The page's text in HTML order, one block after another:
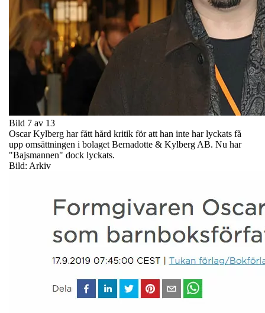
Bild 7 av 13
Oscar Kylberg har fått hård kritik för att han inte har lyckats få
upp omsättningen i bolaget Bernadotte & Kylberg AB. Nu har
"Bajsmannen" dock lyckats.
Bild: Arkiv